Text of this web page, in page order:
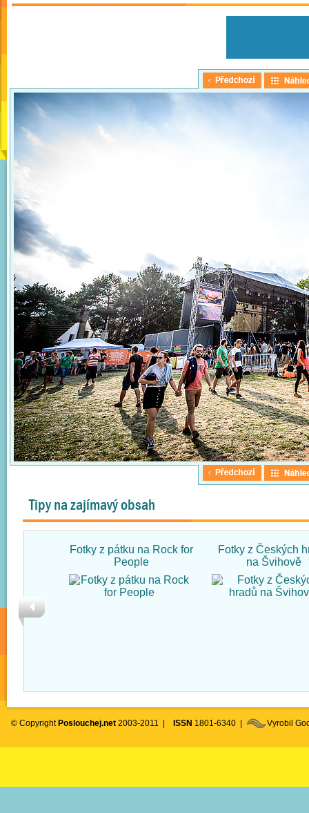
Tipy na zajímavý obsah
Fotky z pátku na Rock for
People
Fotky z Českých
na Švihově
© Copyright Poslouchej.net 2003-2011 | ISSN 1801-6340 | Vyrobil